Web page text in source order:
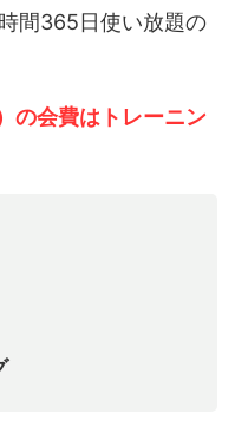
間365日使い放題の
の会費はトレーニン